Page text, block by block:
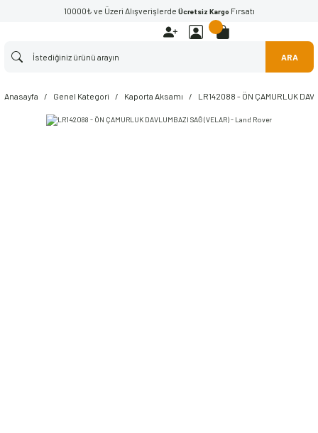
10000₺ ve Üzeri Alışverişlerde Ücretsiz Kargo Fırsatı
ARA
Anasayfa Genel Kategori Kaporta Aksamı LR142088 - ÖN ÇAMURLUK